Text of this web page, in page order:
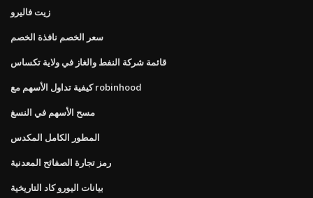
زيت فاليرو
سعر الخصم نافذة الخصم
قائمة شركة النفط والغاز في ولاية تكساس
كيفية تداول الأسهم مع robinhood
مسح الأسهم في النسغ
المطور الكامل المكدس
رمز تجارة الصفائح المعدنية
بيانات اليورو كاد التاريخية